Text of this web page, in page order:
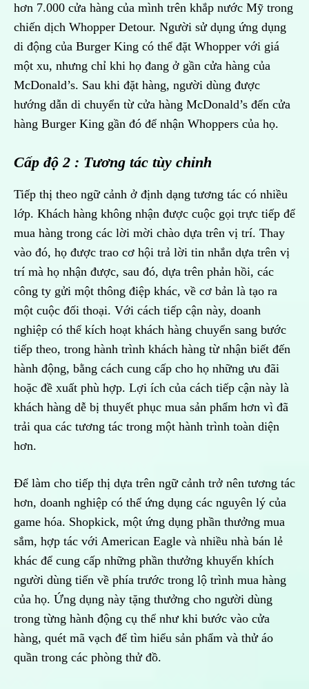
hơn 7.000 cửa hàng của mình trên khắp nước Mỹ trong
chiến dịch Whopper Detour. Người sử dụng ứng dụng
di động của Burger King có thể đặt Whopper với giá
một xu, nhưng chỉ khi họ đang ở gần cửa hàng của
McDonald’s. Sau khi đặt hàng, người dùng được
hướng dẫn di chuyển từ cửa hàng McDonald’s đến cửa
hàng Burger King gần đó để nhận Whoppers của họ.
Cấp độ 2 : Tương tác tùy chỉnh
Tiếp thị theo ngữ cảnh ở định dạng tương tác có nhiều
lớp. Khách hàng không nhận được cuộc gọi trực tiếp để
mua hàng trong các lời mời chào dựa trên vị trí. Thay
vào đó, họ được trao cơ hội trả lời tin nhắn dựa trên vị
trí mà họ nhận được, sau đó, dựa trên phản hồi, các
công ty gửi một thông điệp khác, về cơ bản là tạo ra
một cuộc đối thoại. Với cách tiếp cận này, doanh
nghiệp có thể kích hoạt khách hàng chuyển sang bước
tiếp theo, trong hành trình khách hàng từ nhận biết đến
hành động, bằng cách cung cấp cho họ những ưu đãi
hoặc đề xuất phù hợp. Lợi ích của cách tiếp cận này là
khách hàng dễ bị thuyết phục mua sản phẩm hơn vì đã
trải qua các tương tác trong một hành trình toàn diện
hơn.
Để làm cho tiếp thị dựa trên ngữ cảnh trở nên tương tác
hơn, doanh nghiệp có thể ứng dụng các nguyên lý của
game hóa. Shopkick, một ứng dụng phần thưởng mua
sắm, hợp tác với American Eagle và nhiều nhà bán lẻ
khác để cung cấp những phần thưởng khuyến khích
người dùng tiến về phía trước trong lộ trình mua hàng
của họ. Ứng dụng này tặng thưởng cho người dùng
trong từng hành động cụ thể như khi bước vào cửa
hàng, quét mã vạch để tìm hiểu sản phẩm và thử áo
quần trong các phòng thử đồ.